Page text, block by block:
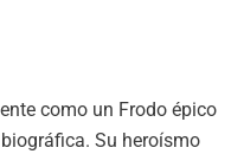
como un Frodo épico
Su heroísmo